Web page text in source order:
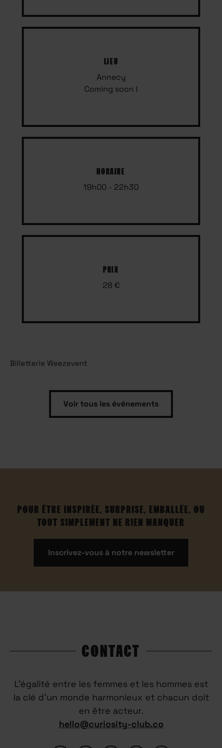
LIEU
Annecy
Coming soon !
HORAIRE
19h00 - 22h30
PRIX
28 €
Billetterie Weezevent
Voir tous les événements
POUR ÊTRE INSPIRÉE, SURPRISE, EMBALLÉE, OU
TOUT SIMPLEMENT NE RIEN MANQUER
Inscrivez-vous à notre newsletter
CONTACT
L’égalité entre les femmes et les hommes est
la clé d’un monde harmonieux et chacun doit
en être acteur.
hello@curiosity-club.co